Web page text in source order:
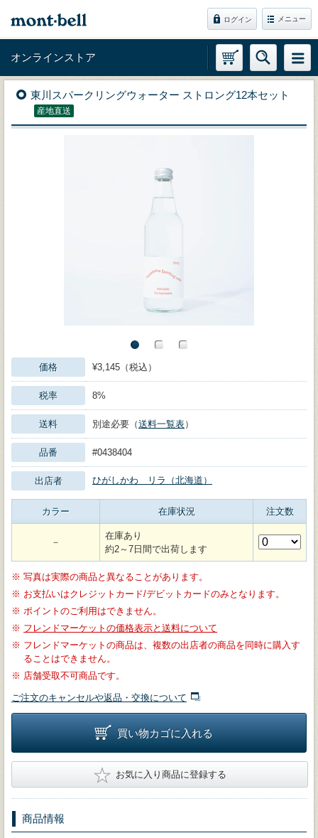
ログイン メニュー
オンラインストア
東川スパークリングウォーター ストロング12本セット
産地直送
価格 ¥3,145（税込）
税率 8%
送料 別途必要（送料一覧表）
品番 #0438404
出店者 ひがしかわ リラ（北海道）
カラー 在庫状況 注文数
－
在庫あり
約2～7日間で出荷します
※ 写真は実際の商品と異なることがあります。
※ お支払いはクレジットカード/デビットカードのみとなります。
※ ポイントのご利用はできません。
※ フレンドマーケットの価格表示と送料について
※ フレンドマーケットの商品は、複数の出店者の商品を同時に購入す
ることはできません。
※ 店舗受取不可商品です。
ご注文のキャンセルや返品・交換について
買い物カゴに入れる
★ お気に入り商品に登録する
商品情報